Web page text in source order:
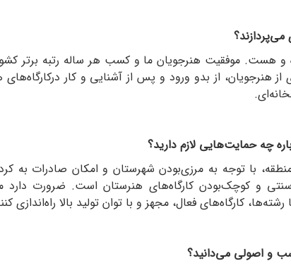
هست. موفقیت هنرجویان ما و کسب هر ساله رتبه برتر
از هنرجویان، از بدو ورود و پس از آشنایی و کار
چه حمایت‌هایی لازم دارید؟
با توجه به مرزی‌بودن شهرستان و امکان صادرات به
و کوچک‌بودن کارگاه‌های هنرستان است. ضرورت دارد
کارگاه‌های فعال، مجهز و با توان تولید بالا راه‌اندازی
و اصولی می‌دانید؟